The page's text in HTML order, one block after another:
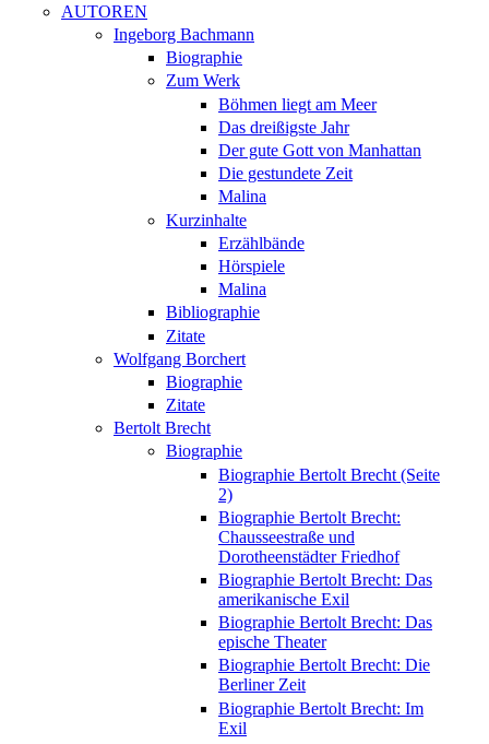
AUTOREN
Ingeborg Bachmann
Biographie
Zum Werk
Böhmen liegt am Meer
Das dreißigste Jahr
Der gute Gott von Manhattan
Die gestundete Zeit
Malina
Kurzinhalte
Erzählbände
Hörspiele
Malina
Bibliographie
Zitate
Wolfgang Borchert
Biographie
Zitate
Bertolt Brecht
Biographie
Biographie Bertolt Brecht (Seite
2)
Biographie Bertolt Brecht:
Chausseestraße und
Dorotheenstädter Friedhof
Biographie Bertolt Brecht: Das
amerikanische Exil
Biographie Bertolt Brecht: Das
epische Theater
Biographie Bertolt Brecht: Die
Berliner Zeit
Biographie Bertolt Brecht: Im
Exil